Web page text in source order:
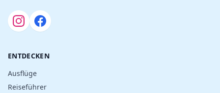
ENTDECKEN
Ausflüge
Reiseführer